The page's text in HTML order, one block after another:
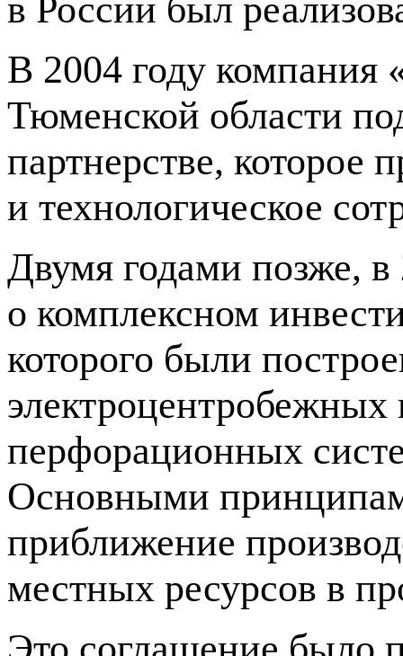
в России был
В 2004 году
Тюменской области
партнерстве, которое
и технологическое
Двумя годами позже,
о комплексном
которого были
электроцентробежных
перфорационных
Основными
приближение
местных ресурсов в